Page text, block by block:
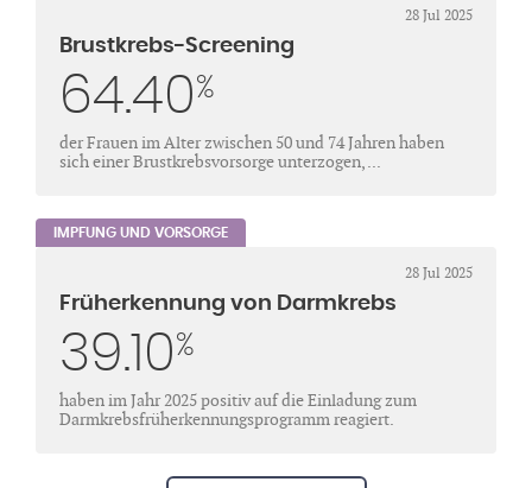
28 Jul 2025
Brustkrebs-Screening
64.40%
der Frauen im Alter zwischen 50 und 74 Jahren haben
sich einer Brustkrebsvorsorge unterzogen, ...
IMPFUNG UND VORSORGE
28 Jul 2025
Früherkennung von Darmkrebs
39.10%
haben im Jahr 2025 positiv auf die Einladung zum
Darmkrebsfrüherkennungsprogramm reagiert.